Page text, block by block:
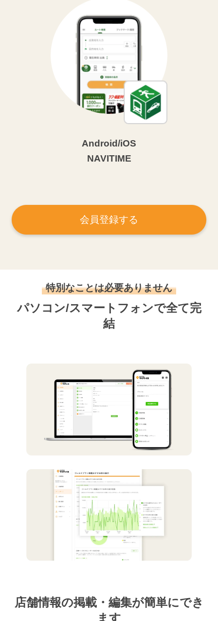
Android/iOS
NAVITIME
会員登録する
特別なことは必要ありません
パソコン/スマートフォンで全て完
結
店舗情報の掲載・編集が簡単にでき
ます